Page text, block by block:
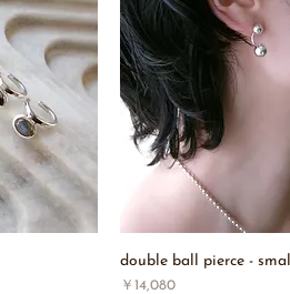
double ball pierce - small
価格
￥14,080